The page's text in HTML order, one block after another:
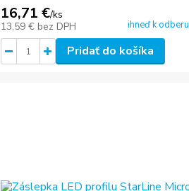
16,71 €/ks
13,59 € bez DPH ihneď k odberu
Pridať do košíka